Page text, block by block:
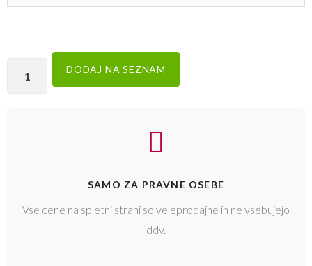
DODAJ NA SEZNAM
SAMO ZA PRAVNE OSEBE
Vse cene na spletni strani so veleprodajne in ne vsebujejo
ddv.